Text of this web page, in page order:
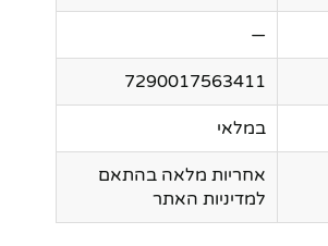
—
7290017563411
במלאי
אחריות מלאה בהתאם
למדיניות האתר